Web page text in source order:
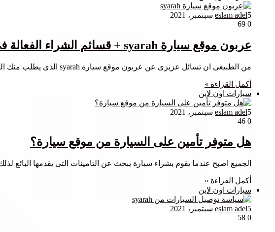
eslam adel5 سبتمبر، 2021
0
عربون موقع سيارة syarah + قسائم الشراء الفعالة فى الموقع
من الطبيعى ان تسائل عزيزى عن عربون موقع سيارة syarah الذى يطلب منك الموقع ان تقوم بدفعه حتى يتم حجز…
أكمل القراءة »
سيارات اون لاين
eslam adel5 سبتمبر، 2021
0
هل متوفر تأمين على السيارة من موقع سيارة؟
الجميع اصبح عندما يقوم بشراء سيارة يبحث عن التامينات التى يقدمها
أكمل القراءة »
سيارات اون لاين
eslam adel5 سبتمبر، 2021
0